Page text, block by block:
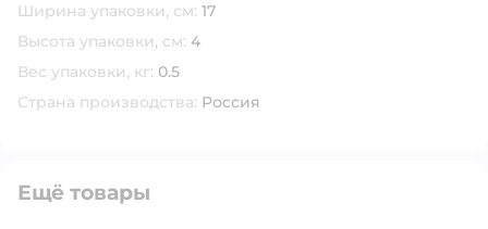
Ширина упаковки, см: 17
Высота упаковки, см: 4
Вес упаковки, кг: 0.5
Страна производства: Россия
Ещё товары